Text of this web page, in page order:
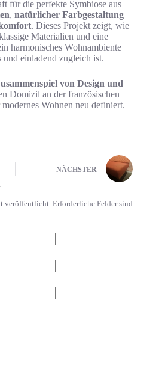
für die perfekte Symbiose aus
, natürlicher Farbgestaltung
. Dieses Projekt zeigt, wie
Materialien und eine
harmonisches Wohnambiente
einladend zugleich ist.
von Design und
Domizil an der französischen
Wohnen neu definiert.
NÄCHSTER
veröffentlicht. Erforderliche Felder sind